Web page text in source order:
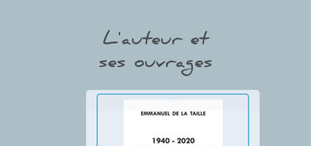
L'auteur et
ses ouvrages